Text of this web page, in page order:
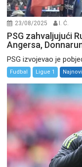
23/08/2025 I. Ć.
PSG zahvaljujući
Angersa,
PSG izvojevao je
Fudbal Ligue 1